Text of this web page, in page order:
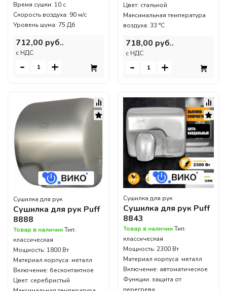
Время сушки: 10 с
Скорость воздуха: 90 м/с
Уровень шума: 75 Дб
712,00 руб..
c НДС
- +
Цвет: стальной
Максимальная температура
воздуха: 33 °C
718,00 руб..
c НДС
- +
Сушилка для рук
Сушилка для рук Puff
8888
Товар в наличииТип:
классическая
Мощность: 1800 Вт
Материал корпуса: металл
Включение: бесконтактное
Цвет: серебристый
Сушилка для рук
Сушилка для рук Puff
8843
Товар в наличииТип:
классическая
Мощность: 2300 Вт
Материал корпуса: металл
Включение: автоматическое
Функции: защита от